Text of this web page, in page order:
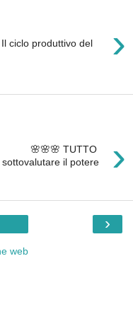
›
ciclo produttivo del
›
🌸🌸🌸 TUTTO
sottovalutare il potere
›
web